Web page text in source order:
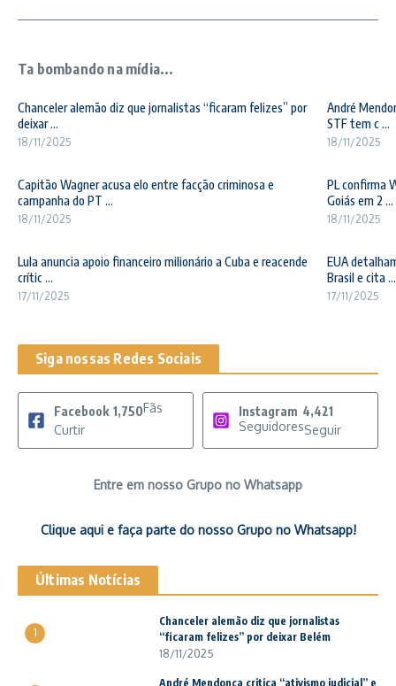
Ta bombando na mídia...
Chanceler alemão diz que jornalistas “ficaram felizes” por
deixar ...
18/11/2025
André
STF tem c ...
18/11/2025
Capitão Wagner acusa elo entre facção criminosa e
campanha do PT ...
18/11/2025
PL confirma
Goiás em 2 ...
18/11/2025
Lula anuncia apoio financeiro milionário a Cuba e reacende
crític ...
17/11/2025
EUA
Brasil e cita ...
17/11/2025
Siga nossas Redes Sociais
Facebook 1,750Fãs
Curtir
Instagram 4,421
SeguidoresSeguir
Entre em nosso Grupo no Whatsapp
Clique aqui e faça parte do nosso Grupo no Whatsapp!
Últimas Notícias
1
Chanceler alemão diz que jornalistas
“ficaram felizes” por deixar Belém
18/11/2025
André Mendonça critica “ativismo judicial” e